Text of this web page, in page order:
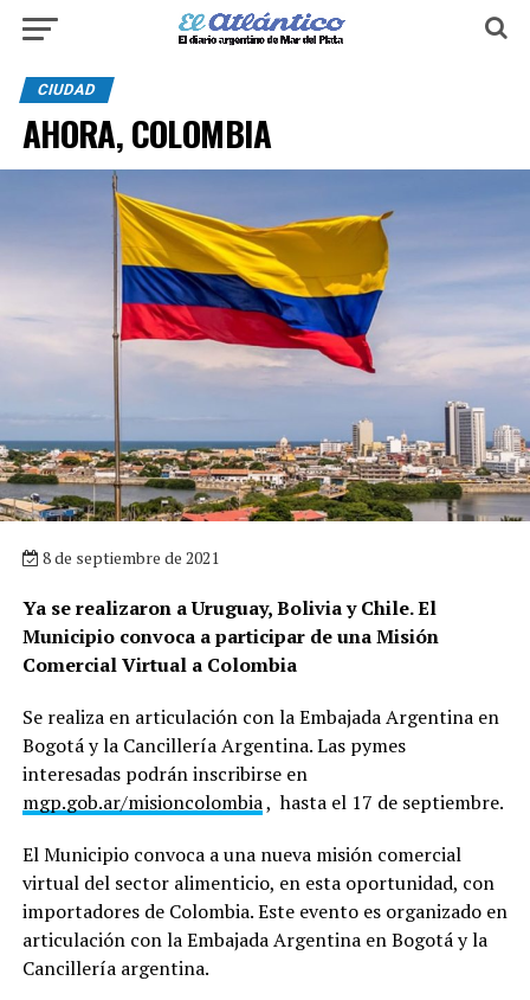
CIUDAD
AHORA, COLOMBIA
8 de septiembre de 2021
Ya se realizaron a Uruguay, Bolivia y Chile. El
Municipio convoca a participar de una Misión
Comercial Virtual a Colombia
Se realiza en articulación con la Embajada Argentina en
Bogotá y la Cancillería Argentina. Las pymes
interesadas podrán inscribirse en
mgp.gob.ar/misioncolombia, hasta el 17 de septiembre.
El Municipio convoca a una nueva misión comercial
virtual del sector alimenticio, en esta oportunidad, con
importadores de Colombia. Este evento es organizado en
articulación con la Embajada Argentina en Bogotá y la
Cancillería argentina.